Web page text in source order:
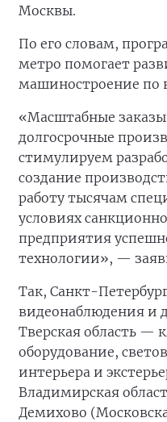
Москвы.
По его словам,
метро помогает
машиностроение по
«Масштабные
долгосрочные
стимулируем
создание
работу тысячам
условиях
предприятия
технологии», —
Так, Санкт-
видеонаблюдения и
Тверская область —
оборудование,
интерьера и
Владимирская
Демихово